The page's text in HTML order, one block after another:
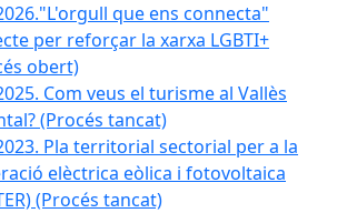
que ens connecta"
per reforçar la xarxa LGBTI+
obert)
Com veus el turisme al Vallès
(Procés tancat)
Pla territorial sectorial per a la
elèctrica eòlica i fotovoltaica
(Procés tancat)